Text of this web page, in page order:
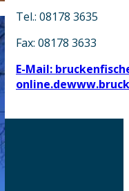
Tel.: 08178 3635
Fax: 08178 3633
E-Mail:
online.de